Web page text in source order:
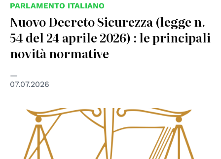
PARLAMENTO ITALIANO
Nuovo Decreto Sicurezza (legge n.
54 del 24 aprile 2026) : le principali
novità normative
07.07.2026